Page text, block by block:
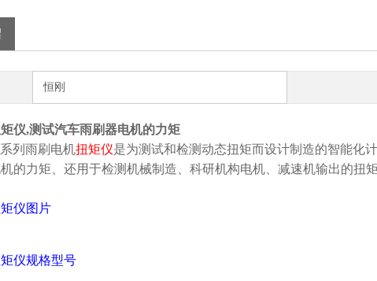
恒刚
仪,测试汽车雨刷器电机的力矩
列 雨刷电机扭矩仪是为测试和检测动态扭矩而设计制造的智能化
的力矩、还用于检测机械制造、科研机构电机、减速机输出的扭
仪图片
仪规格型号